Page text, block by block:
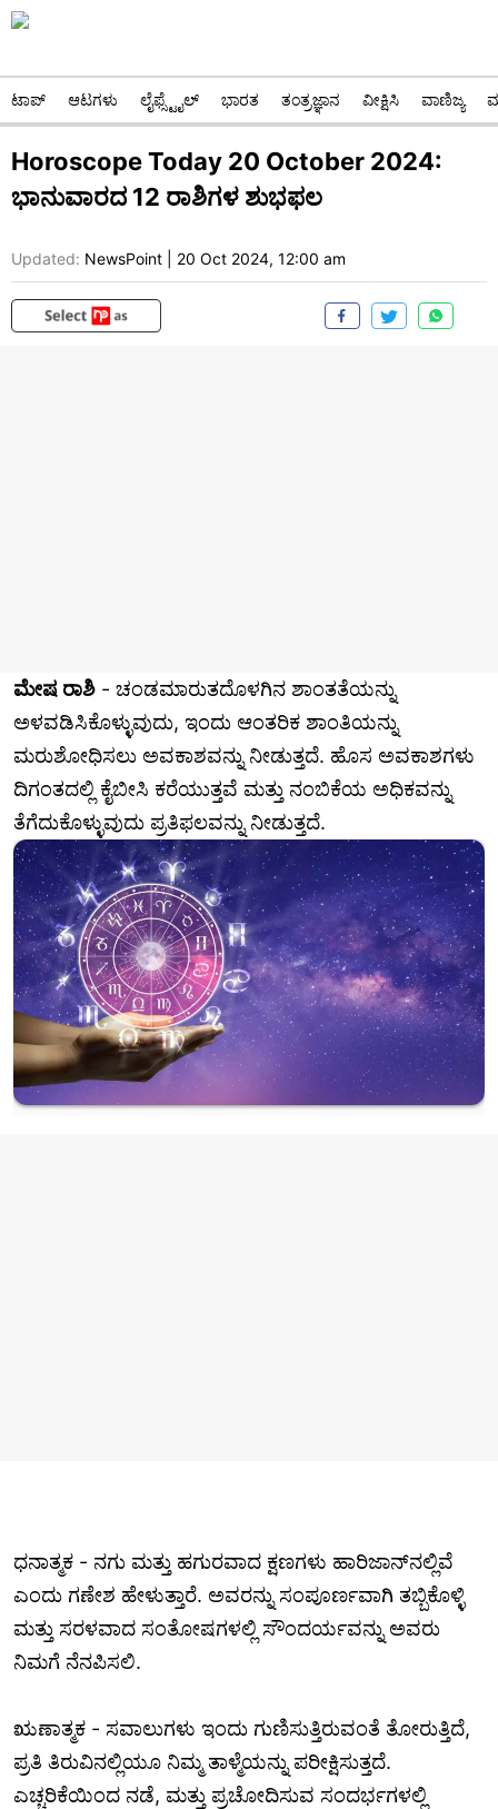
ಟಾಪ್ ಆಟಗಳು ಲೈಫ್ಸ್ಟೈಲ್ ಭಾರತ ತಂತ್ರಜ್ಞಾನ ವೀಕ್ಷಿಸಿ ವಾಣಿಜ್ಯ
Horoscope Today 20 October 2024:
ಭಾನುವಾರದ 12 ರಾಶಿಗಳ ಶುಭಫಲ
Updated: NewsPoint 20 Oct 2024, 12:00 am
ಮೇಷ ರಾಶಿ - ಚಂಡಮಾರುತದೊಳಗಿನ ಶಾಂತತೆಯನ್ನು
ಅಳವಡಿಸಿಕೊಳ್ಳುವುದು, ಇಂದು ಆಂತರಿಕ ಶಾಂತಿಯನ್ನು
ಮರುಶೋಧಿಸಲು ಅವಕಾಶವನ್ನು ನೀಡುತ್ತದೆ. ಹೊಸ ಅವಕಾಶಗಳು
ದಿಗಂತದಲ್ಲಿ ಕೈಬೀಸಿ ಕರೆಯುತ್ತವೆ ಮತ್ತು ನಂಬಿಕೆಯ ಅಧಿಕವನ್ನು
ತೆಗೆದುಕೊಳ್ಳುವುದು ಪ್ರತಿಫಲವನ್ನು ನೀಡುತ್ತದೆ.
ಧನಾತ್ಮಕ - ನಗು ಮತ್ತು ಹಗುರವಾದ ಕ್ಷಣಗಳು ಹಾರಿಜಾನ್‌ನಲ್ಲಿವೆ
ಎಂದು ಗಣೇಶ ಹೇಳುತ್ತಾರೆ. ಅವರನ್ನು ಸಂಪೂರ್ಣವಾಗಿ ತಬ್ಬಿಕೊಳ್ಳಿ
ಮತ್ತು ಸರಳವಾದ ಸಂತೋಷಗಳಲ್ಲಿ ಸೌಂದರ್ಯವನ್ನು ಅವರು
ನಿಮಗೆ ನೆನಪಿಸಲಿ.
ಋಣಾತ್ಮಕ - ಸವಾಲುಗಳು ಇಂದು ಗುಣಿಸುತ್ತಿರುವಂತೆ ತೋರುತ್ತಿದೆ,
ಪ್ರತಿ ತಿರುವಿನಲ್ಲಿಯೂ ನಿಮ್ಮ ತಾಳ್ಮೆಯನ್ನು ಪರೀಕ್ಷಿಸುತ್ತದೆ.
ಎಚ್ಚರಿಕೆಯಿಂದ ನಡೆ, ಮತ್ತು ಪ್ರಚೋದಿಸುವ ಸಂದರ್ಭಗಳಲ್ಲಿ